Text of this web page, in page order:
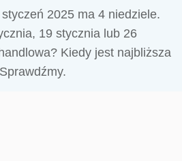
2025 ma 4 niedziele.
19 stycznia lub 26
Kiedy jest najbliższa